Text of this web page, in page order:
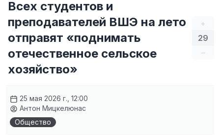
+
29
–
Всех студентов и
преподавателей ВШЭ на лето
отправят «поднимать
отечественное сельское
хозяйство»
25 мая 2026 г., 12:00
Антон Мицкелюнас
Общество